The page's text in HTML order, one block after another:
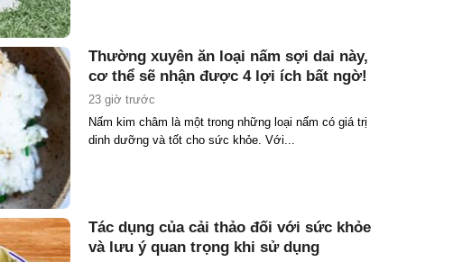
Thường xuyên ăn loại nấm sợi dai này,
cơ thể sẽ nhận được 4 lợi ích bất ngờ!
23 giờ trước
Nấm kim châm là một trong những loại nấm có giá trị
dinh dưỡng và tốt cho sức khỏe. Với...
Tác dụng của cải thảo đối với sức khỏe
và lưu ý quan trọng khi sử dụng